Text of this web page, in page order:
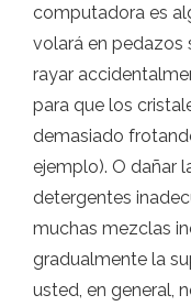
computadora es
volará en pedazos
rayar
para que los
demasiado
ejemplo). O dañar
detergentes
muchas mezclas
gradualmente la
usted, en general,